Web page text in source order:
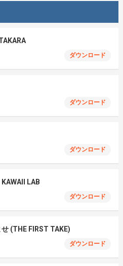
ダウンロード
ダウンロード
ダウンロード
LAB
ダウンロード
(THE FIRST TAKE)
ダウンロード